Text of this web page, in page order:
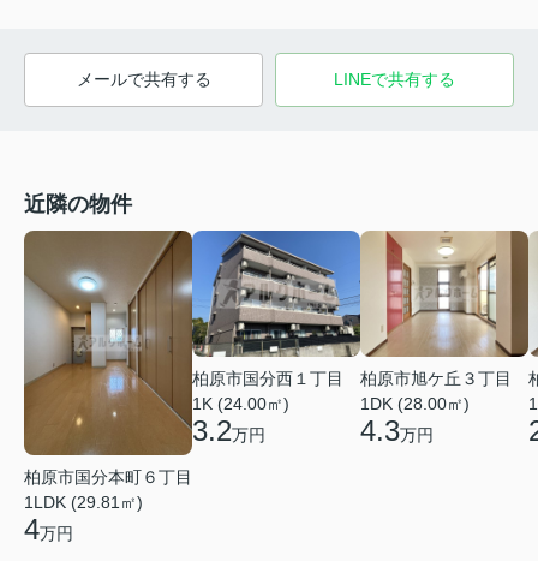
メールで共有する LINEで共有する
近隣の物件
柏原市国分本町６丁目
1LDK (29.81㎡)
4万円
柏原市国分西１丁目
1K (24.00㎡)
3.2万円
柏原市旭ケ丘３丁目
1DK (28.00㎡)
4.3万円